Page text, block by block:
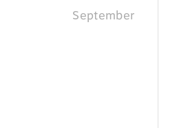
September